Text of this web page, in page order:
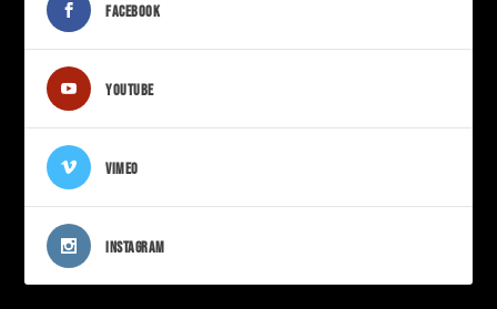
FACEBOOK
YOUTUBE
VIMEO
INSTAGRAM